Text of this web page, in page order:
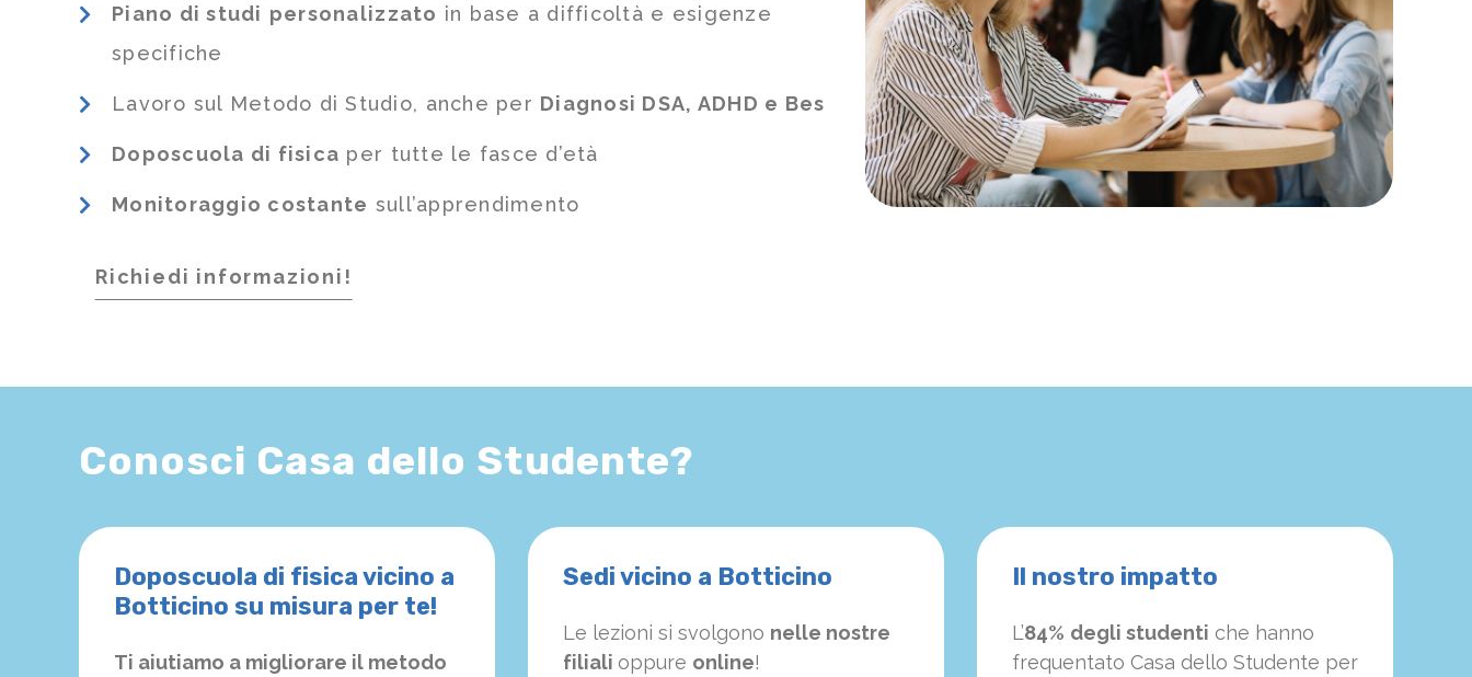
Piano di studi personalizzato in base a difficoltà e esigenze
specifiche
Lavoro sul Metodo di Studio, anche per Diagnosi DSA, ADHD e Bes
Doposcuola di fisica per tutte le fasce d’età
Monitoraggio costante sull’apprendimento
Richiedi informazioni!
Conosci Casa dello Studente?
Doposcuola di fisica vicino a
Botticino su misura per te!
Ti aiutiamo a migliorare il metodo
Sedi vicino a Botticino
Le lezioni si svolgono nelle nostre
filiali oppure online!
Il nostro impatto
L’84% degli studenti che hanno
frequentato Casa dello Studente per